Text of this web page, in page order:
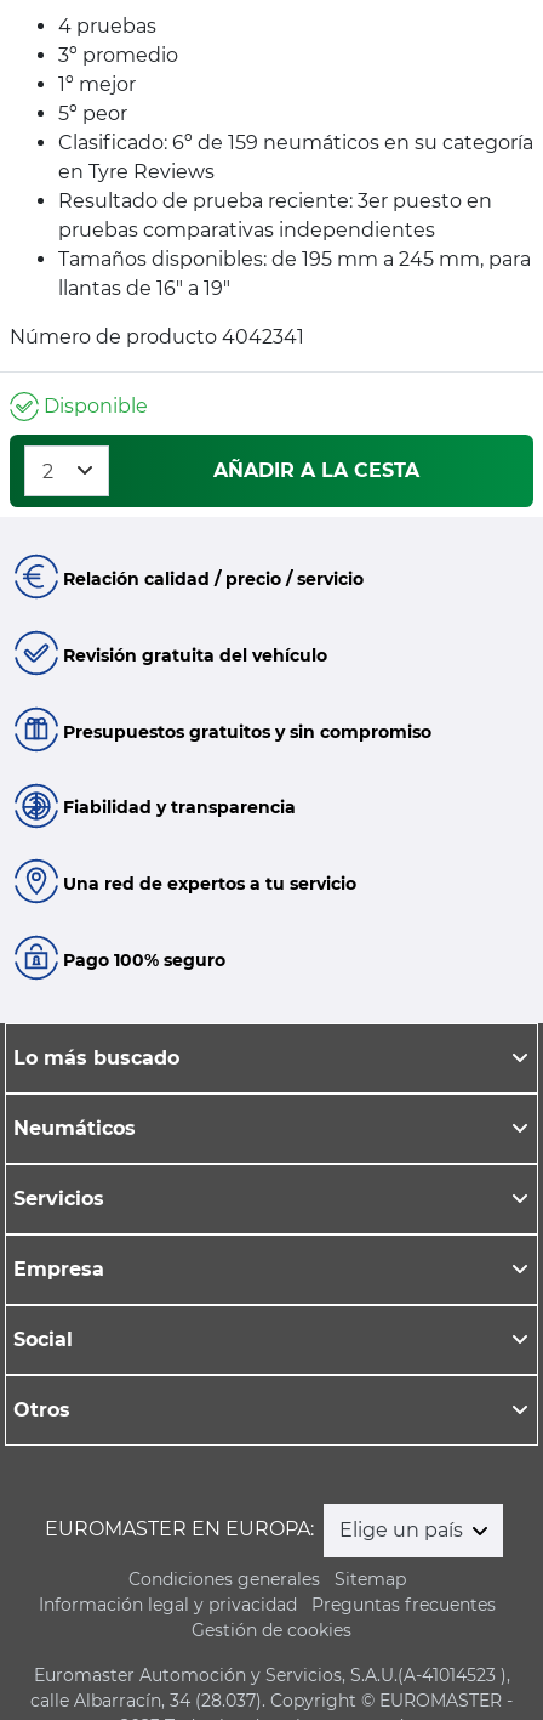
4 pruebas
3º promedio
1º mejor
5º peor
Clasificado: 6º de 159 neumáticos en su categoría
en Tyre Reviews
Resultado de prueba reciente: 3er puesto en
pruebas comparativas independientes
Tamaños disponibles: de 195 mm a 245 mm, para
llantas de 16" a 19"
Número de producto 4042341
Disponible
AÑADIR A LA CESTA
Relación calidad / precio / servicio
Revisión gratuita del vehículo
Presupuestos gratuitos y sin compromiso
Fiabilidad y transparencia
Una red de expertos a tu servicio
Pago 100% seguro
Lo más buscado
Neumáticos
Servicios
Empresa
Social
Otros
EUROMASTER EN EUROPA: Elige un país
Condiciones generales
Sitemap
Información legal y privacidad
Preguntas frecuentes
Gestión de cookies
Euromaster Automoción y Servicios, S.A.U.(A-41014523 ),
calle Albarracín, 34 (28.037). Copyright © EUROMASTER -